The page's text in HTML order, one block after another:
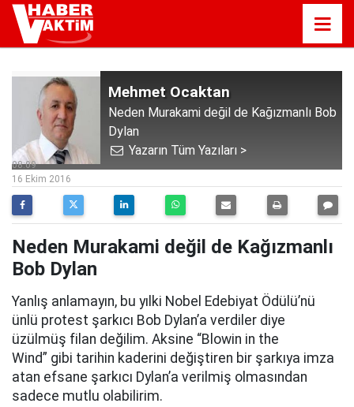
Mehmet Ocaktan
Neden Murakami değil de Kağızmanlı Bob
Dylan
Yazarın Tüm Yazıları >
08:09
16 Ekim 2016
Neden Murakami değil de Kağızmanlı
Bob Dylan
Yanlış anlamayın, bu yılki Nobel Edebiyat Ödülü’nü
ünlü protest şarkıcı Bob Dylan’a verdiler diye
üzülmüş filan değilim. Aksine “Blowin in the
Wind” gibi tarihin kaderini değiştiren bir şarkıya imza
atan efsane şarkıcı Dylan’a verilmiş olmasından
sadece mutlu olabilirim.